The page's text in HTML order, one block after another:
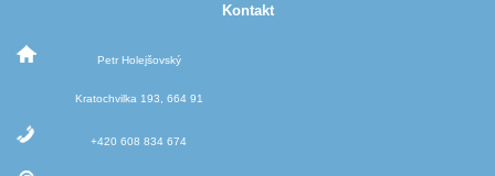
Kontakt
Petr Holejšovský
Kratochvilka 193, 664 91
+420 608 834 674